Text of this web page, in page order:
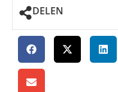
DELEN